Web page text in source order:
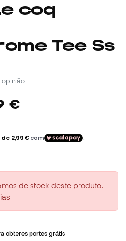
Tee Ss
opinião
€
de stock deste produto.
obteres portes grátis